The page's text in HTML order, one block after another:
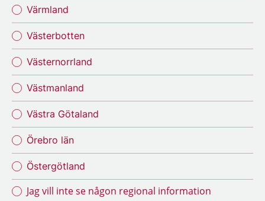
Värmland
Västerbotten
Västernorrland
Västmanland
Västra Götaland
Örebro län
Östergötland
Jag vill inte se någon regional information